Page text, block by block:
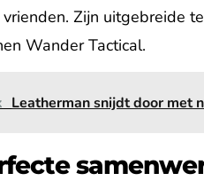
vrienden. Zijn uitgebreide
Wander Tactical.
Leatherman snijdt door met